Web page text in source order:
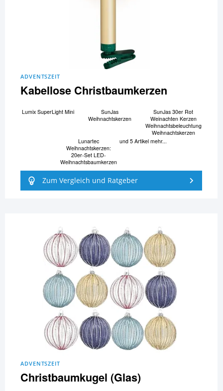
ADVENTSZEIT
Kabellose Christbaumkerzen
Lumix SuperLight Mini
SunJas
Weihnachtskerzen
SunJas 30er Rot
Weinachten Kerzen
Weihnachtsbeleuchtung
Weihnachtskerzen
Lunartec
Weihnachtskerzen:
20er-Set LED-
Weihnachtsbaumkerzen
und 5 Artikel mehr...
Zum Vergleich und Ratgeber
ADVENTSZEIT
Christbaumkugel (Glas)